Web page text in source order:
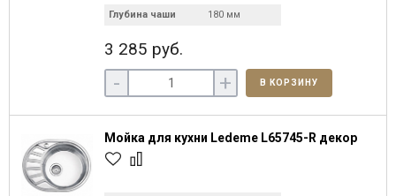
Глубина чаши
180 мм
3 285 руб.
- + В КОРЗИНУ
Мойка для кухни Ledeme L65745-R декор